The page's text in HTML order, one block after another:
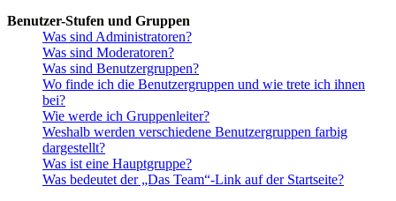
Benutzer-Stufen und Gruppen
Was sind Administratoren?
Was sind Moderatoren?
Was sind Benutzergruppen?
Wo finde ich die Benutzergruppen und wie trete ich ihnen
bei?
Wie werde ich Gruppenleiter?
Weshalb werden verschiedene Benutzergruppen farbig
dargestellt?
Was ist eine Hauptgruppe?
Was bedeutet der „Das Team“-Link auf der Startseite?